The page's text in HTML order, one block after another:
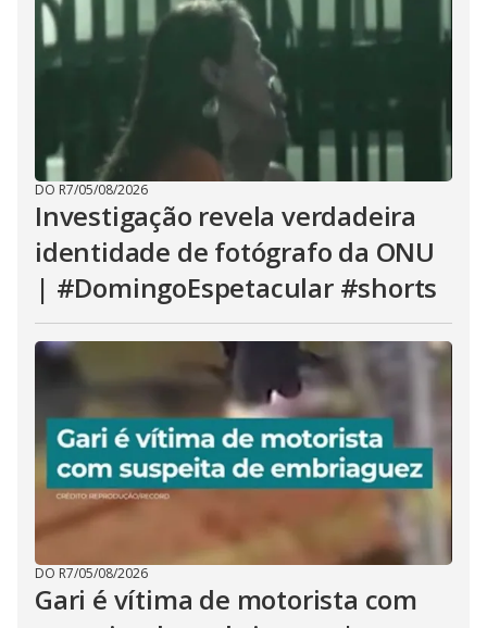
DO R7/05/08/2026
Investigação revela verdadeira
identidade de fotógrafo da ONU
| #DomingoEspetacular #shorts
DO R7/05/08/2026
Gari é vítima de motorista com